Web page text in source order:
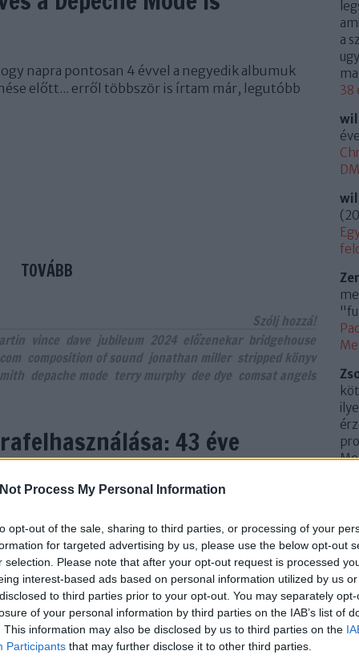
Process My Personal Information
opt-out of the sale, sharing to third parties, or processing of your
for targeted advertising by us, please use the below opt-out
selection. Please note that after your opt-out request is processed
interest-based ads based on personal information utilized by us
to third parties prior to your opt-out. You may separately
of your personal information by third parties on the IAB’s list of
This information may also be disclosed by us to third parties on the
Participants that may further disclose it to other third parties.
napra pontosan 4 évvel a negyedik albumuk
előtt... erről többször is írtam már, legutóbb
TOVÁBB
Szólj hozzá!
vince dave jubileum 2024 előzenekar bridgehouse
composition of sound jonathan miller stripped könyv
depache mode terry murphy dee dye comsat angels
43 éve
a Depeche Mode! 1980 szeptember 24.-én lépett
Mode a Bridge House nevű kocsmában, és ez volt
a nevüket az elegáns hatású DEPECHE MODE-ra
hogy a plakáton még "Depache Mode" néven
a
38
(
.